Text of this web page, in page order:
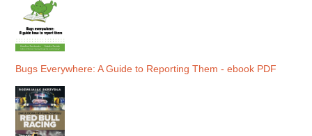
Bugs Everywhere: A Guide to Reporting Them - ebook PDF